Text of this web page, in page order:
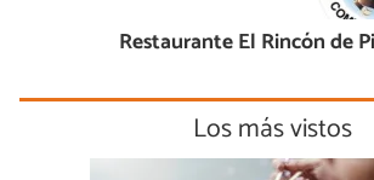
Restaurante El Rincón de
Los más vistos